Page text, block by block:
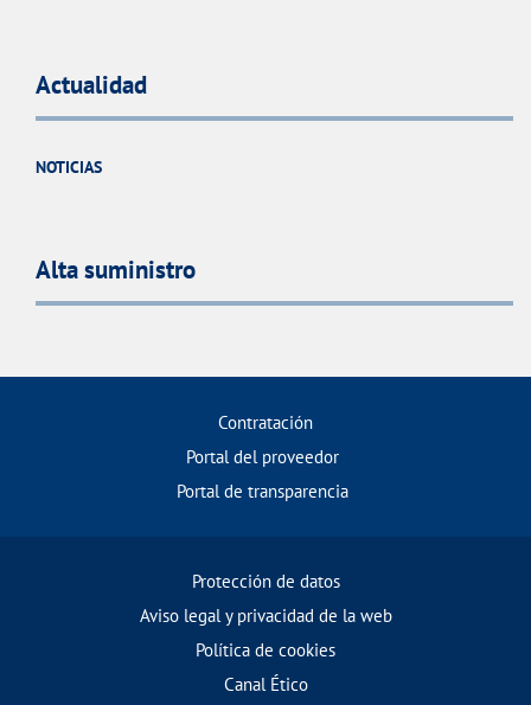
Actualidad
NOTICIAS
Alta suministro
Contratación
Portal del proveedor
Portal de transparencia
Protección de datos
Aviso legal y privacidad de la web
Política de cookies
Canal Ético